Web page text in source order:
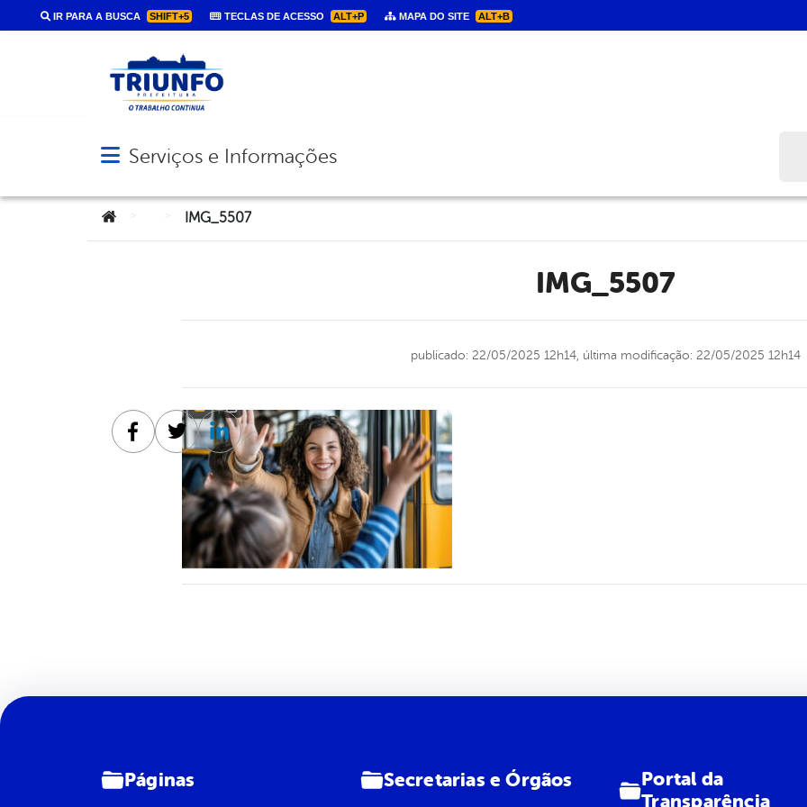
IR PARA A BUSCA SHIFT+5 TECLAS DE ACESSO ALT+P MAPA DO SITE ALT+B
Abrir menu principal de navegação
Serviços e Informações
Você está aqui:IMG_5507
IMG_5507
publicado: 22/05/2025 12h14, última modificação: 22/05/2025 12h14
Facebook
TwitterLinkedin
Páginas Secretarias e Órgãos
Portal da
Transparência